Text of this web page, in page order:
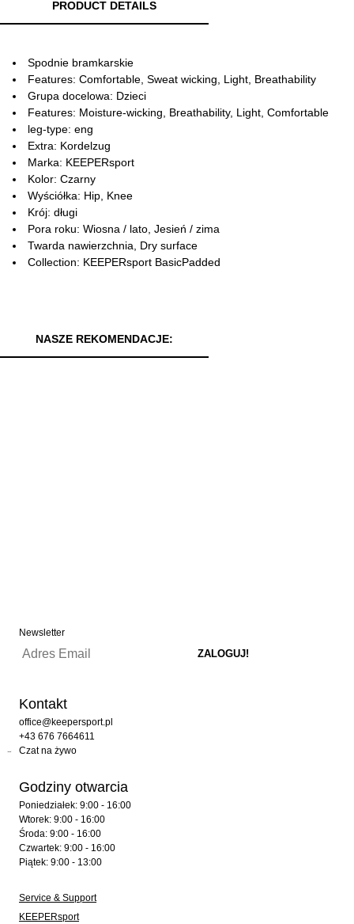
PRODUCT DETAILS
Spodnie bramkarskie
Features: Comfortable, Sweat wicking, Light, Breathability
Grupa docelowa: Dzieci
Features: Moisture-wicking, Breathability, Light, Comfortable
leg-type: eng
Extra: Kordelzug
Marka: KEEPERsport
Kolor: Czarny
Wyściółka: Hip, Knee
Krój: długi
Pora roku: Wiosna / lato, Jesień / zima
Twarda nawierzchnia, Dry surface
Collection: KEEPERsport BasicPadded
NASZE REKOMENDACJE:
Newsletter
Kontakt
office@keepersport.pl
+43 676 7664611
Czat na żywo
Godziny otwarcia
Poniedziałek: 9:00 - 16:00
Wtorek: 9:00 - 16:00
Środa: 9:00 - 16:00
Czwartek: 9:00 - 16:00
Piątek: 9:00 - 13:00
Service & Support
KEEPERsport